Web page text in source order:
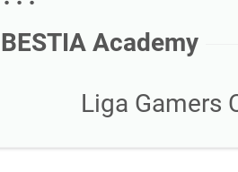
BESTIA Academy
Liga Gamers